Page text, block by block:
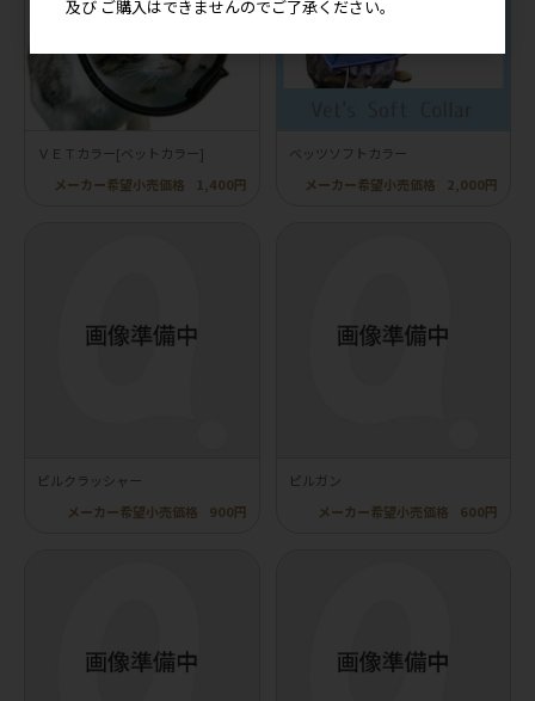
ＶＥＴカラー[ベットカラー]
メーカー希望小売価格
1,400円
ベッツソフトカラー
メーカー希望小売価格
2,000円
ピルクラッシャー
メーカー希望小売価格
900円
ピルガン
メーカー希望小売価格
600円
及び ご購入はできませんのでご了承ください。